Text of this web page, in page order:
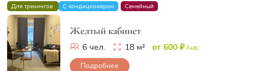
Для тренингов С кондиционером Семейный
Желтый кабинет
6 чел. 18 м² от 600 ₽/час
Подробнее